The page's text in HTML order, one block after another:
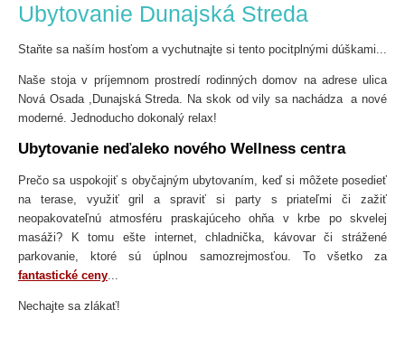
Ubytovanie Dunajská Streda
Staňte sa naším hosťom a vychutnajte si tento pocitplnými dúškami...
Naše stoja v príjemnom prostredí rodinných domov na adrese ulica
Nová Osada ,Dunajská Streda. Na skok od vily sa nachádza a nové
moderné. Jednoducho dokonalý relax!
Ubytovanie neďaleko nového Wellness centra
Prečo sa uspokojiť s obyčajným ubytovaním, keď si môžete posedieť
na terase, využiť gril a spraviť si party s priateľmi či zažiť
neopakovateľnú atmosféru praskajúceho ohňa v krbe po skvelej
masáži? K tomu ešte internet, chladnička, kávovar či strážené
parkovanie, ktoré sú úplnou samozrejmosťou. To všetko za
fantastické ceny...
Nechajte sa zlákať!